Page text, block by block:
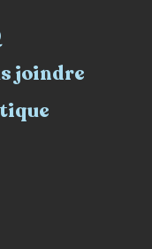
joindre